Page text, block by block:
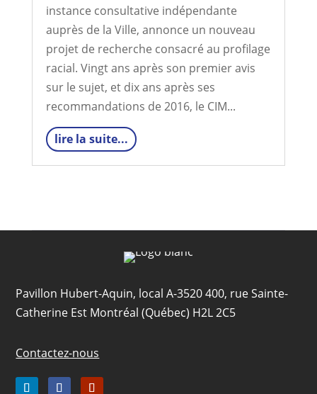
instance consultative indépendante
auprès de la Ville, annonce un nouveau
projet de recherche consacré au profilage
racial. Vingt ans après son premier avis
sur le sujet, et dix ans après ses
recommandations de 2016, le CIM...
lire la suite...
Pavillon Hubert-Aquin, local A-3520 400, rue Sainte-
Catherine Est Montréal (Québec) H2L 2C5
Contactez-nous